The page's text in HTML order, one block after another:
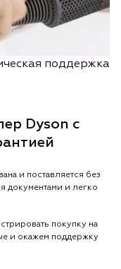
поддержка
Dyson с
и поставляется без
документами и легко
покупку на
и окажем поддержку